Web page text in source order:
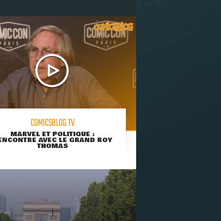
COMICSBLOG TV
MARVEL ET POLITIQUE :
AVEC LE GRAND ROY
THOMAS